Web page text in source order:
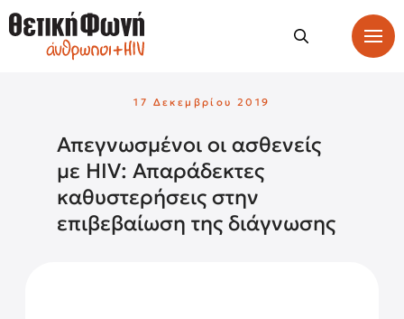
17 Δεκεμβρίου 2019
Απεγνωσμένοι οι ασθενείς
με HIV: Απαράδεκτες
καθυστερήσεις στην
επιβεβαίωση της διάγνωσης